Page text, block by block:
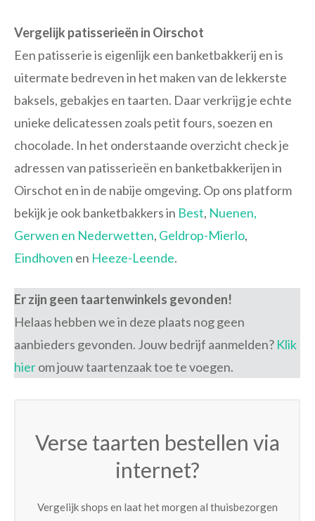
Vergelijk patisserieën in Oirschot
Een patisserie is eigenlijk een banketbakkerij en is
uitermate bedreven in het maken van de lekkerste
baksels, gebakjes en taarten. Daar verkrijg je echte
unieke delicatessen zoals petit fours, soezen en
chocolade. In het onderstaande overzicht check je
adressen van patisserieën en banketbakkerijen in
Oirschot en in de nabije omgeving. Op ons platform
bekijk je ook banketbakkers in Best, Nuenen,
Gerwen en Nederwetten, Geldrop-Mierlo,
Eindhoven en Heeze-Leende.
Er zijn geen taartenwinkels gevonden!
Helaas hebben we in deze plaats nog geen
aanbieders gevonden. Jouw bedrijf aanmelden? Klik
hierom jouw taartenzaak toe te voegen.
Verse taarten bestellen via
internet?
Vergelijk shops en laat het morgen al thuisbezorgen